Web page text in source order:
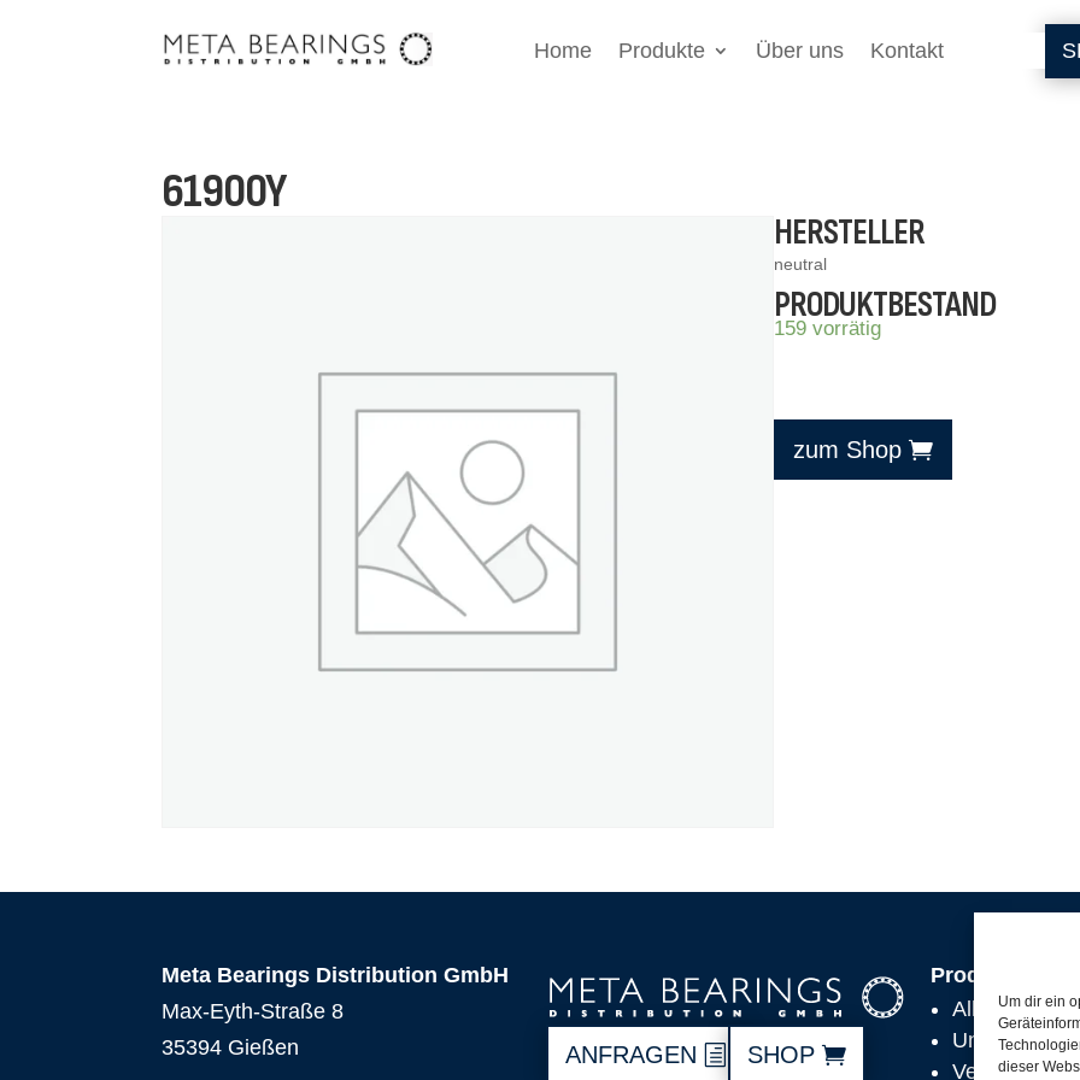
Um dir ein
dieser
Home Produkte Über uns Kontakt
61900Y
HERSTELLER
neutral
PRODUKTBESTAND
159 vorrätig
zum Shop
Meta Bearings Distribution GmbH
Max-Eyth-Straße 8
35394 Gießen
ANFRAGEN SHOP
Produkte
Alle
Unsere
Versand,